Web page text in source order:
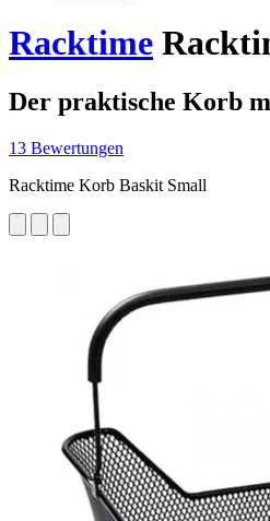
Racktime
Der praktische Korb
13 Bewertungen
Racktime Korb Baskit Small